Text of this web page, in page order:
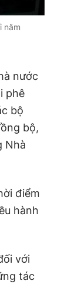
năm
nước
phê
bộ
bộ,
Nhà
điểm
hành
với
tác